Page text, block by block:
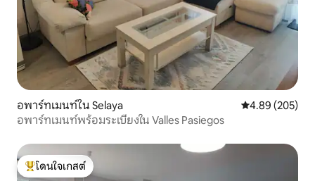
อพาร์ทเมนท์ใน Selaya คะแนนเฉลี่ย
4.89 (205)
อพาร์ทเมนท์พร้อมระเบียงใน Valles Pasiegos
โดนใจเกสต์ที่สุด
โดนใจเกสต์